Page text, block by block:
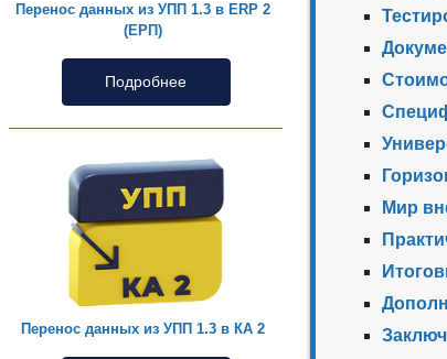
Перенос данных из УПП 1.3 в ERP 2
(ЕРП)
Подробнее
Перенос данных из УПП 1.3 в КА 2
Мир